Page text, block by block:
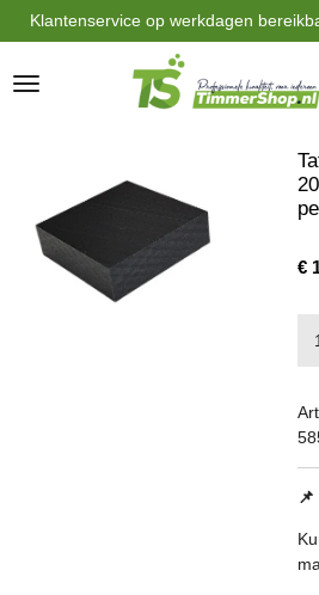
Ga
direct
naar
de
Klantenservice op werkdagen
€